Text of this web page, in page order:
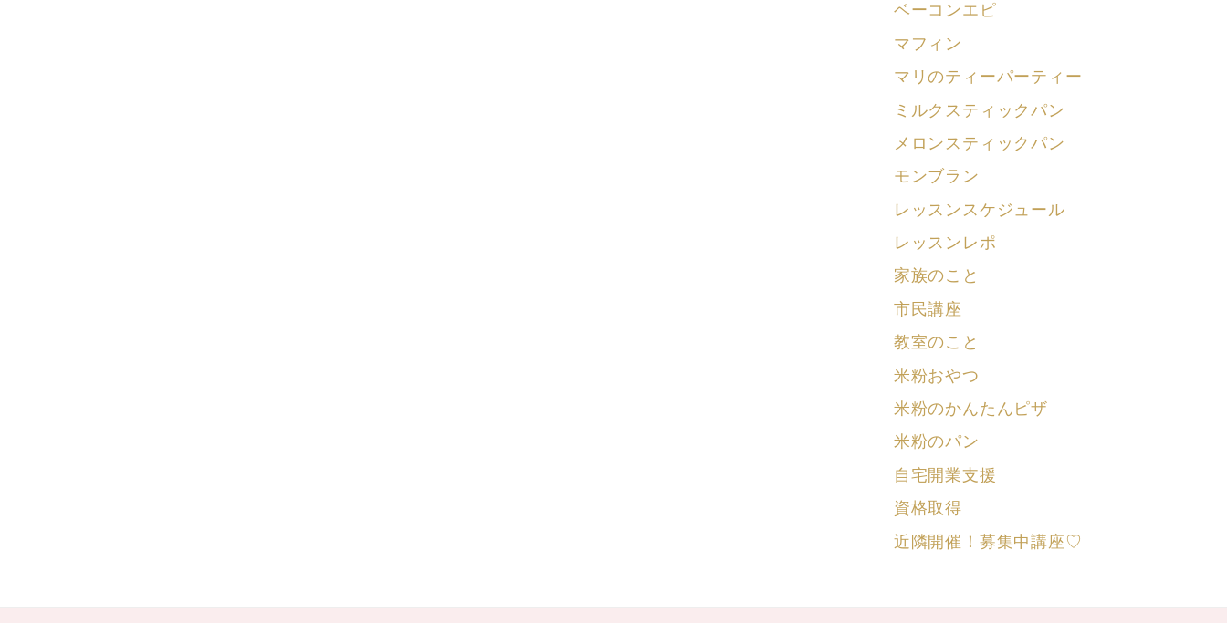
ベーコンエピ
マフィン
マリのティーパーティー
ミルクスティックパン
メロンスティックパン
モンブラン
レッスンスケジュール
レッスンレポ
家族のこと
市民講座
教室のこと
米粉おやつ
米粉のかんたんピザ
米粉のパン
自宅開業支援
資格取得
近隣開催！募集中講座♡